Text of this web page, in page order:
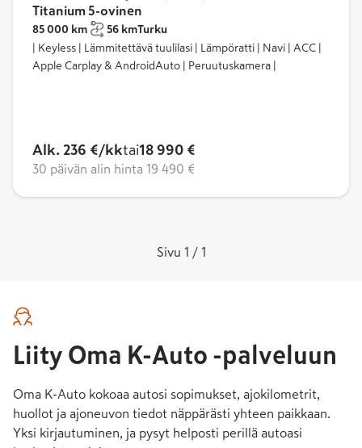
Titanium 5-ovinen
85 000 km 56 kmTurku
| Keyless | Lämmitettävä tuulilasi | Lämpöratti | Navi | ACC |
Apple Carplay & AndroidAuto | Peruutuskamera |
Alk. 236 €/kktai18 990 €
30 päivän alin hinta 19 490 €
Sivu 1 / 1
Liity Oma K-Auto -palveluun
Oma K-Auto kokoaa autosi sopimukset, ajokilometrit,
huollot ja ajoneuvon tiedot näppärästi yhteen paikkaan.
Yksi kirjautuminen, ja pysyt helposti perillä autoasi